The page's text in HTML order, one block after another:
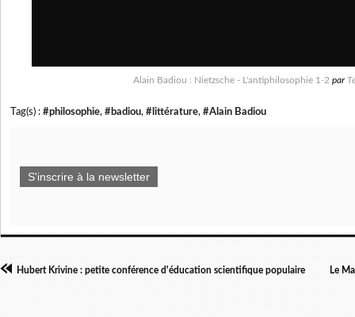
Alain Badiou : Nietzsche - L'antiphilosophie 1-2 par
Tag(s) : #philosophie, #badiou, #littérature, #Alain Badiou
S'inscrire à la newsletter
Hubert Krivine : petite conférence d'éducation scientifique populaire Le